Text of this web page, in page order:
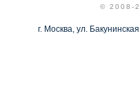
© 2008-
г. Москва, ул.